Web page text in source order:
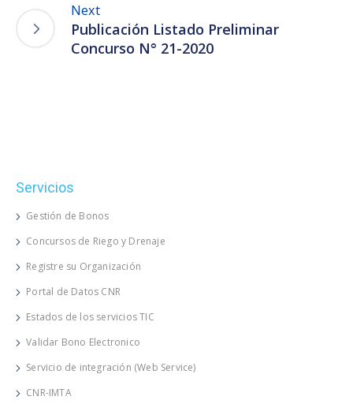
Next
Publicación Listado Preliminar
Concurso N° 21-2020
Servicios
Gestión de Bonos
Concursos de Riego y Drenaje
Registre su Organización
Portal de Datos CNR
Estados de los servicios TIC
Validar Bono Electronico
Servicio de integración (Web Service)
CNR-IMTA